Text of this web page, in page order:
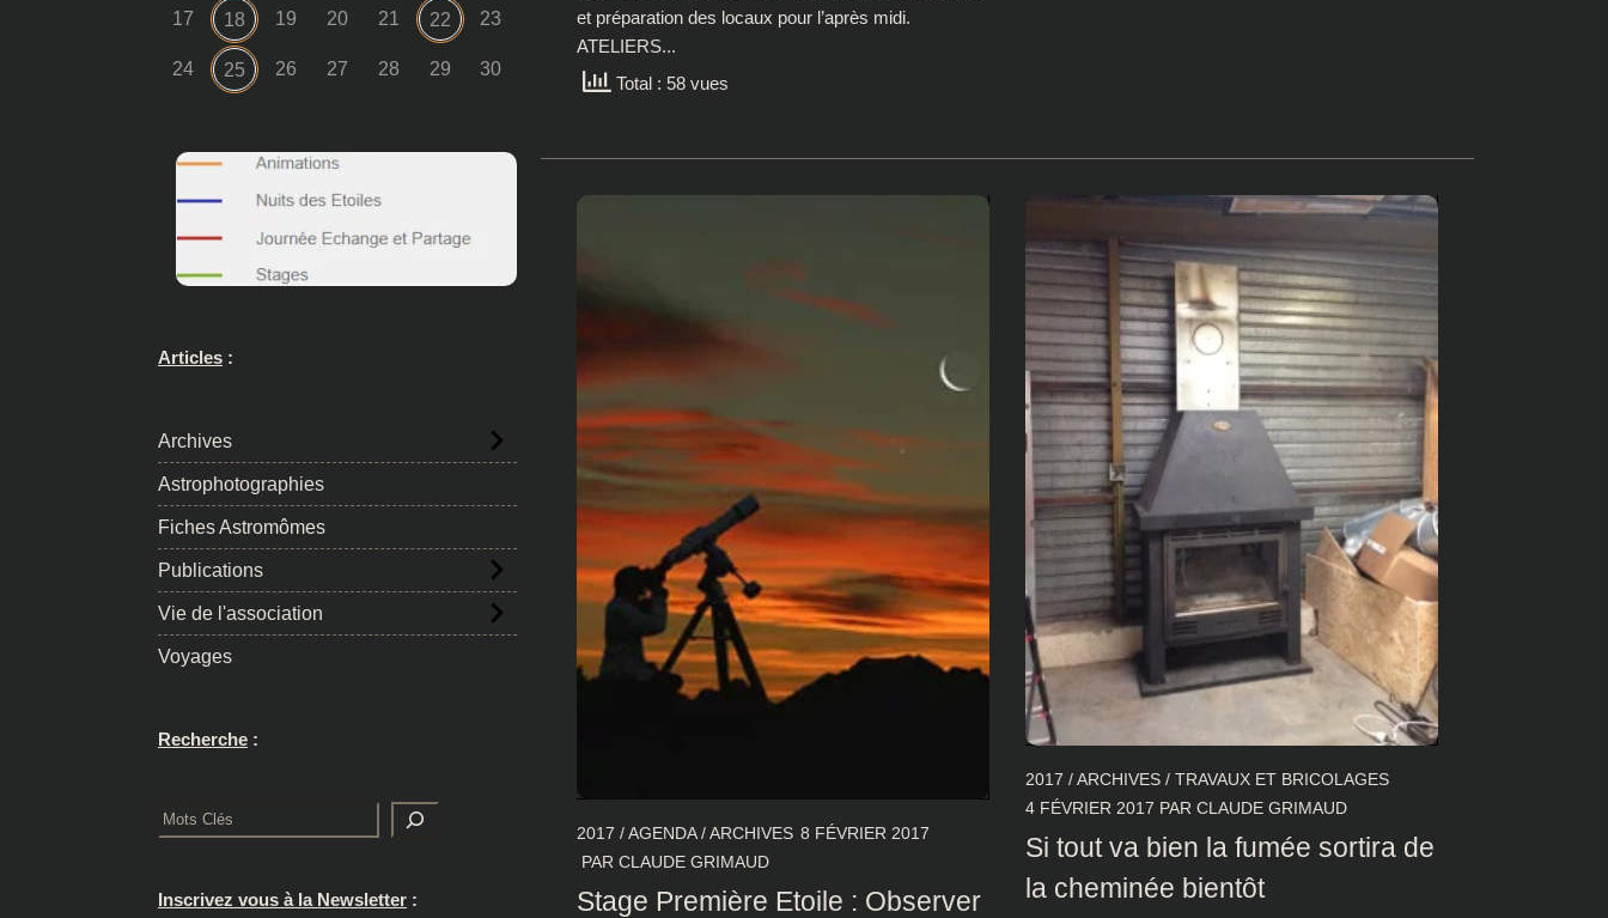
et préparation des locaux pour l’après midi.
ATELIERS...
Total : 58 vues
2017 /AGENDA/ARCHIVES 8 FÉVRIER 2017
PAR CLAUDE GRIMAUD
Stage Première Etoile : Observer
2017 /ARCHIVES / TRAVAUX ET BRICOLAGES
4 FÉVRIER 2017 PAR CLAUDE GRIMAUD
Si tout va bien la fumée sortira de
la cheminée bientôt
17 18 19 20 21 22 23
24 25 26 27 28 29 30
Articles :
Archives
Astrophotographies
Fiches Astromômes
Publications
Vie de l'association
Voyages
Recherche :
Rechercher
Inscrivez vous à la Newsletter :